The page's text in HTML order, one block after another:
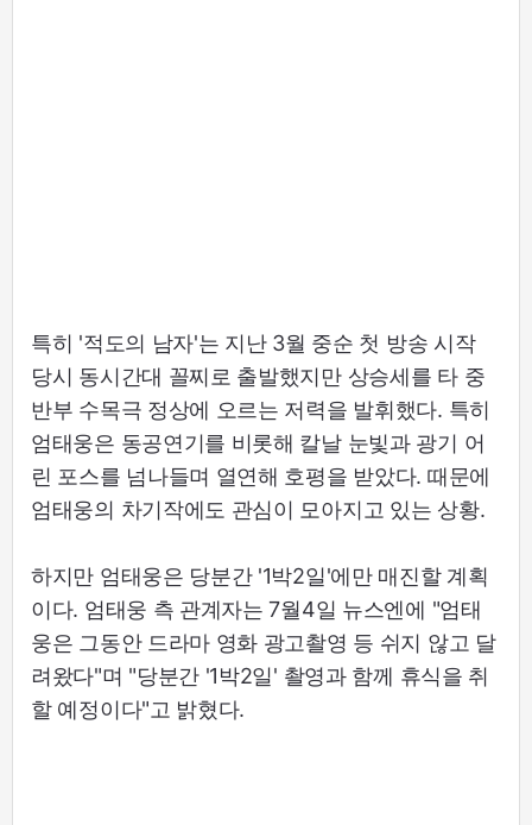
특히 '적도의 남자'는 지난 3월 중순 첫 방송 시작
당시 동시간대 꼴찌로 출발했지만 상승세를 타 중
반부 수목극 정상에 오르는 저력을 발휘했다. 특히
엄태웅은 동공연기를 비롯해 칼날 눈빛과 광기 어
린 포스를 넘나들며 열연해 호평을 받았다. 때문에
엄태웅의 차기작에도 관심이 모아지고 있는 상황.
하지만 엄태웅은 당분간 '1박2일'에만 매진할 계획
이다. 엄태웅 측 관계자는 7월4일 뉴스엔에 "엄태
웅은 그동안 드라마 영화 광고촬영 등 쉬지 않고 달
려왔다"며 "당분간 '1박2일' 촬영과 함께 휴식을 취
할 예정이다"고 밝혔다.